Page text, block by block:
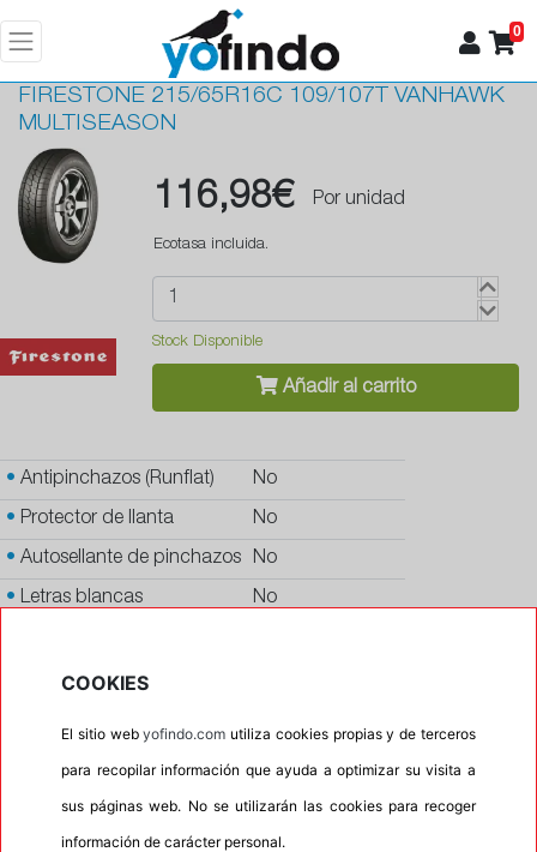
0
FIRESTONE 215/65R16C 109/107T VANHAWK
MULTISEASON
116,98€ Por unidad
Ecotasa incluida.
Stock Disponible
Añadir al carrito
• Antipinchazos (Runflat) No
• Protector de llanta No
• Autosellante de pinchazos No
• Letras blancas No
QUALITY
P.O.R. No
COOKIES
El sitio webyofindo.com utiliza cookies propias y de terceros
para recopilar información que ayuda a optimizar su visita a
sus páginas web. No se utilizarán las cookies para recoger
información de carácter personal.